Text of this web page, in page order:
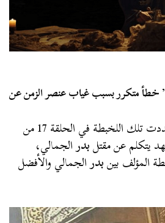
خطأ متكرر بسبب غياب عنصر الزمن عن
…مسلسل الحشاشين تجددت تلك اللخبطة في الحلقة 17 من
يتكلم عن مقتلبدرالجمالي،
المؤلف بينبدرالجمالي والأفضل